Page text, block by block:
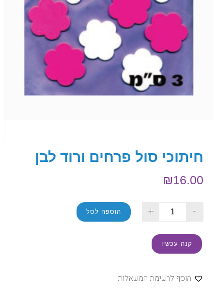
חיתוכי סול פרחים ורוד לבן
₪16.00
-
+ הוספה לסל
קנה עכשיו
הוסף לרשימת המשאלות